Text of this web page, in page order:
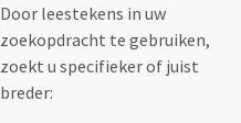
Door leestekens in uw
zoekopdracht te gebruiken,
zoekt u specifieker of juist
breder: